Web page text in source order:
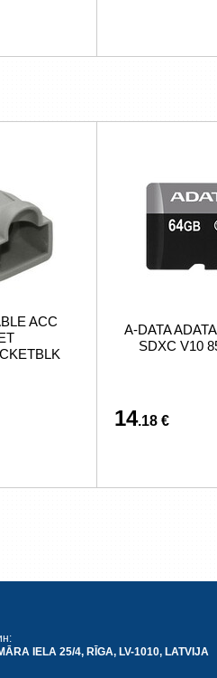
ACC
A-DATA
SDXC V10
14.18 €
IELA 25/4, RĪGA, LV-1010, LATVIJA